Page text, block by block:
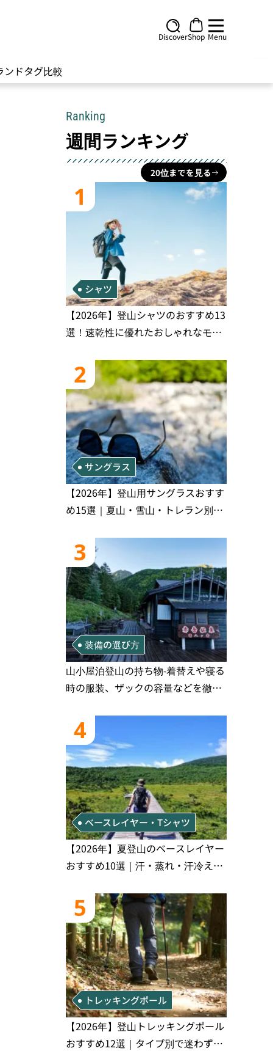
DiscoverShop Menu
ンドタグ比較
Ranking
週間ランキング
20位までを見る
1
シャツ
【2026年】登山シャツのおすすめ13
選！速乾性に優れたおしゃれなモデ
2
サングラス
【2026年】登山用サングラスおすす
め15選｜夏山・雪山・トレラン別、
3
装備の選び方
山小屋泊登山の持ち物‐着替えや寝る
時の服装、ザックの容量などを徹底
4
ベースレイヤー・Tシャツ
【2026年】夏登山のベースレイヤー
おすすめ10選｜汗・蒸れ・汗冷え対
5
トレッキングポール
【2026年】登山トレッキングポール
おすすめ12選｜タイプ別で迷わず選